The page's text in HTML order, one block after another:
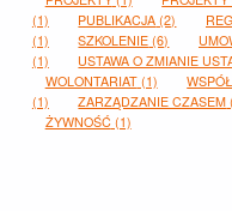
(1)
PUBLIKACJA (2)
(1)
SZKOLENIE (6)
(1)
USTAWA O ZMIANIE
WOLONTARIAT(1)
(1)
ZARZĄDZANIE CZASEM
ŻYWNOŚĆ(1)